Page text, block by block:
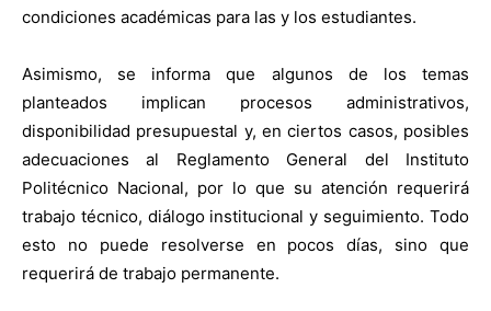
condiciones académicas para las y los estudiantes.
Asimismo, se informa que algunos de los temas
planteados implican procesos administrativos,
disponibilidad presupuestal y, en ciertos casos, posibles
adecuaciones al Reglamento General del Instituto
Politécnico Nacional, por lo que su atención requerirá
trabajo técnico, diálogo institucional y seguimiento. Todo
esto no puede resolverse en pocos días, sino que
requerirá de trabajo permanente.